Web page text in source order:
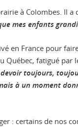
à Colombes. Il a
mes enfants
en France pour
Québec, fatigué par
devoir toujours,
à un moment
: certains de nos